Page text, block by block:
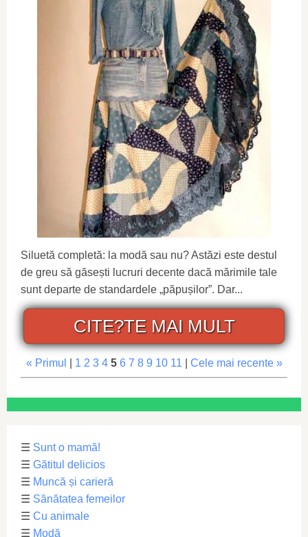
Siluetă completă: la modă sau nu? Astăzi este destul
de greu să găsești lucruri decente dacă mărimile tale
sunt departe de standardele „păpușilor”. Dar...
CITE?TE MAI MULT
« Primul 1 2 3 4 5 6 7 8 9 10 11 Cele mai recente »
☰ Sunt o mamă!
☰ Gătitul delicios
☰ Muncă și carieră
☰ Sănătatea femeilor
☰ Cu animale
☰ Modă